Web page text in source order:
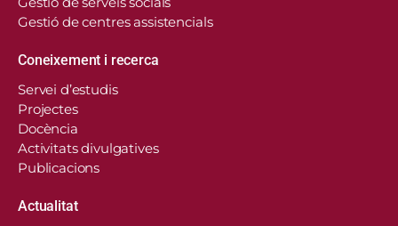
Gestió de centres assistencials
Coneixement i recerca
Servei d’estudis
Projectes
Docència
Activitats divulgatives
Publicacions
Actualitat